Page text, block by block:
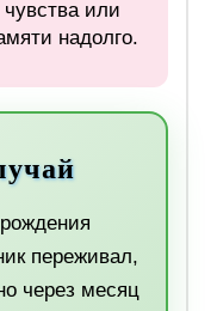
чувства или
надолго.
переживал,
через месяц